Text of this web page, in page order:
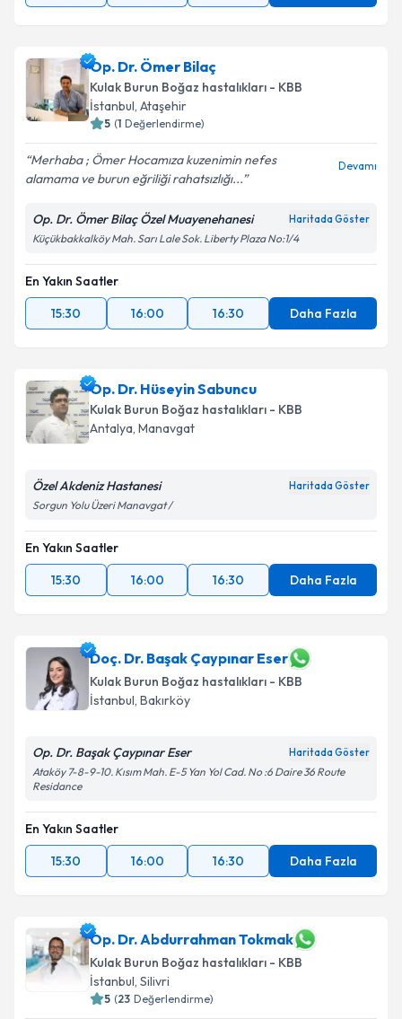
Op. Dr. Ömer Bilaç
Kulak Burun Boğaz hastalıkları - KBB
İstanbul, Ataşehir
5 (1 Değerlendirme)
Merhaba ; Ömer Hocamıza kuzenimin nefes
alamama ve burun eğriliği rahatsızlığı...
Devamı
Op. Dr. Ömer Bilaç Özel Muayenehanesi Haritada Göster
Küçükbakkalköy Mah. Sarı Lale Sok. Liberty Plaza No:1/4
En Yakın Saatler
15:30
16:00 16:30 Daha Fazla
Op. Dr. Hüseyin Sabuncu
Kulak Burun Boğaz hastalıkları - KBB
Antalya, Manavgat
Özel Akdeniz Hastanesi Haritada Göster
Sorgun Yolu Üzeri Manavgat /
En Yakın Saatler
15:30
16:00 16:30 Daha Fazla
Doç. Dr. Başak Çaypınar Eser
Kulak Burun Boğaz hastalıkları - KBB
İstanbul, Bakırköy
Op. Dr. Başak Çaypınar Eser Haritada Göster
Ataköy 7-8-9-10. Kısım Mah. E-5 Yan Yol Cad. No :6 Daire 36 Route
Residance
En Yakın Saatler
15:30
16:00 16:30 Daha Fazla
Op. Dr. Abdurrahman Tokmak
Kulak Burun Boğaz hastalıkları - KBB
İstanbul, Silivri
5 (23 Değerlendirme)